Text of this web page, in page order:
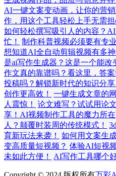
AI一键文案变动画，让你的营
作，用这个工具轻松上手无需担
如何轻松撰写吸引人的内容？
忙！
制作科普视频必须要有专
想知道AI全自动剪辑视频有多
是ai写作生成器？这是一个能改
作文真的靠谱吗？看这里，答案
投稿吗？解锁新时代的知识分享
创作更高效！
一键生成文章的
人震惊！
论文难写？试试用论文
享！AI视频制作工具的魔力所在
人？颠覆时装周的传统模式！
育新玩法来袭！
如何用文案生
变高质量短视频？ 体验AI短视
未如此方便！
AI写作工具哪个